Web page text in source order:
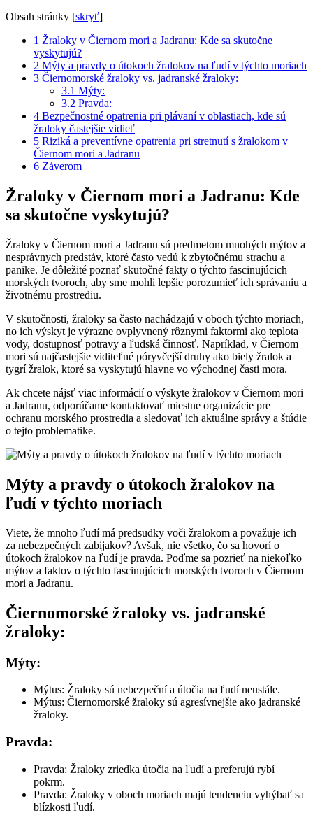
Obsah stránky [skryť]
1 Žraloky v Čiernom mori a Jadranu: Kde sa skutočne
vyskytujú?
2 Mýty a pravdy o útokoch žralokov na ľudí v týchto moriach
3 Čiernomorské žraloky vs. jadranské žraloky:
3.1 Mýty:
3.2 Pravda:
4 Bezpečnostné opatrenia pri plávaní v oblastiach, kde sú
žraloky častejšie vidieť
5 Riziká a preventívne opatrenia pri stretnutí s žralokom v
Čiernom mori a Jadranu
6 Záverom
Žraloky v Čiernom mori a Jadranu: Kde
sa skutočne vyskytujú?
Žraloky v Čiernom mori a Jadranu sú predmetom mnohých mýtov a
nesprávnych predstáv, ktoré často vedú k zbytočnému strachu a
panike. Je dôležité poznať skutočné fakty o týchto fascinujúcich
morských tvoroch, aby sme mohli lepšie porozumieť ich správaniu a
životnému prostrediu.
V skutočnosti, žraloky sa často nachádzajú v oboch týchto moriach,
no ich výskyt je výrazne ovplyvnený rôznymi faktormi ako teplota
vody, dostupnosť potravy a ľudská činnosť. Napríklad, v Čiernom
mori sú najčastejšie viditeľné póryvčejší druhy ako biely žralok a
tygrí žralok, ktoré sa vyskytujú hlavne vo východnej časti mora.
Ak chcete nájsť viac informácií o výskyte žralokov v Čiernom mori
a Jadranu, odporúčame kontaktovať miestne organizácie pre
ochranu morského prostredia a sledovať ich aktuálne správy a štúdie
o tejto problematike.
Mýty a pravdy o útokoch žralokov na
ľudí v týchto moriach
Viete, že mnoho ľudí má predsudky voči žralokom a považuje ich
za nebezpečných zabijakov? Avšak, nie všetko, čo sa hovorí o
útokoch žralokov na ľudí je pravda. Poďme sa pozrieť na niekoľko
mýtov a faktov o týchto fascinujúcich morských tvoroch v Čiernom
mori a Jadranu.
Čiernomorské žraloky vs. jadranské
žraloky:
Mýty:
Mýtus: Žraloky sú nebezpeční a útočia na ľudí neustále.
Mýtus: Čiernomorské žraloky sú agresívnejšie ako jadranské
žraloky.
Pravda:
Pravda: Žraloky zriedka útočia na ľudí a preferujú rybí
pokrm.
Pravda: Žraloky v oboch moriach majú tendenciu vyhýbať sa
blízkosti ľudí.